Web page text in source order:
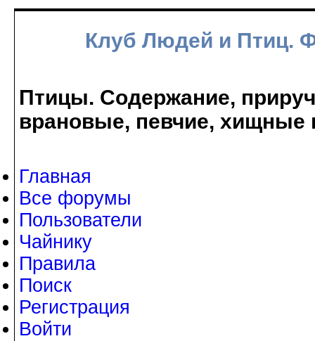
Клуб Людей и Птиц.
Птицы. Содержание,
врановые, певчие, хищные
Главная
Все форумы
Пользователи
Чайнику
Правила
Поиск
Регистрация
Войти